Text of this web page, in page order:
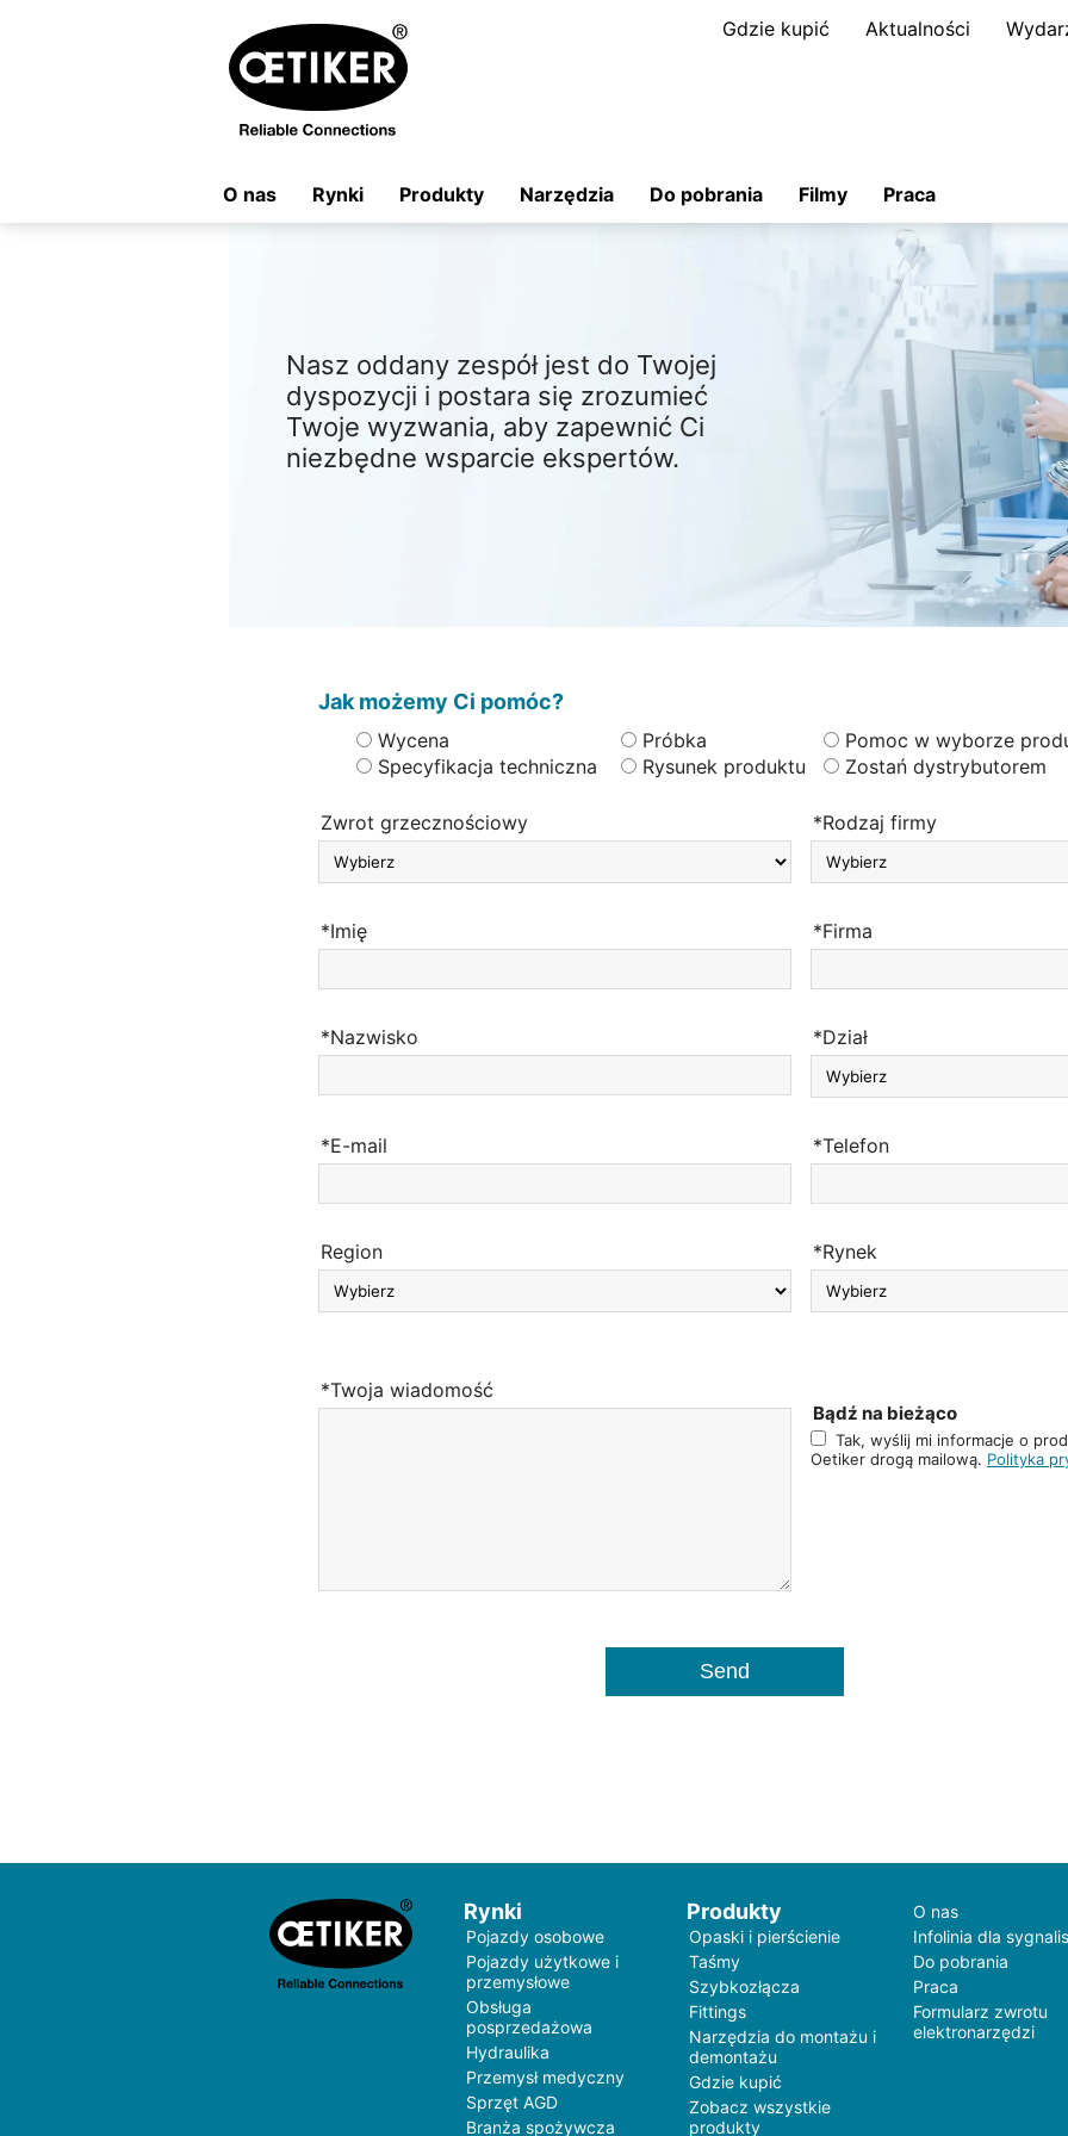
Gdzie kupić Aktualności
O nas Rynki Produkty Narzędzia Do pobrania Filmy Praca
Nasz oddany zespół jest do Twojej
dyspozycji i postara się zrozumieć
Twoje wyzwania, aby zapewnić Ci
niezbędne wsparcie ekspertów.
Jak możemy Ci pomóc?
Wycena Próbka
Pomoc w wyborze
Specyfikacja techniczna
Rysunek produktu Zostań dystrybutorem
Zwrot grzecznościowy *Rodzaj firmy
*Imię *Firma
*Nazwisko *Dział
*E-mail *Telefon
Region *Rynek
*Twoja wiadomość
Bądź na bieżąco
Tak, wyślij mi informacje o
Oetiker drogą mailową. Polityka
Rynki
Pojazdy osobowe
Pojazdy użytkowe i
przemysłowe
Obsługa
posprzedażowa
Hydraulika
Przemysł medyczny
Sprzęt AGD
Branża spożywcza
Produkty
Opaski i pierścienie
Taśmy
Szybkozłącza
Fittings
Narzędzia do montażu i
demontażu
Gdzie kupić
Zobacz wszystkie
produkty
O nas
Infolinia dla
Do pobrania
Praca
Formularz zwrotu
elektronarzędzi